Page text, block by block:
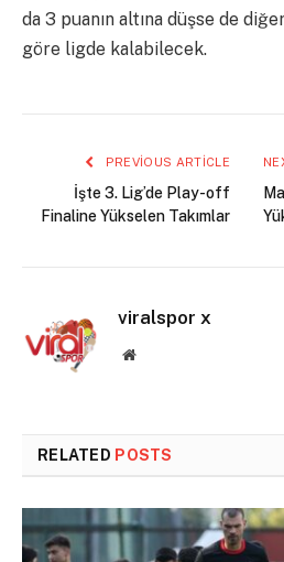
da 3 puanın altına düşse de
göre ligde kalabilecek.
PREVIOUS ARTICLE
İşte 3. Lig’de Play-off
Finaline Yükselen Takımlar
viralspor x
Website
RELATED POSTS